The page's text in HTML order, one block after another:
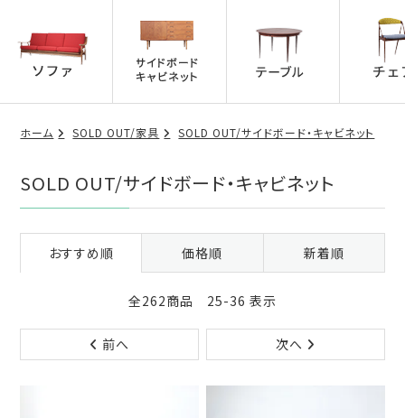
ホーム SOLD OUT/家具 SOLD OUT/サイドボード・キャビネット
SOLD OUT/サイドボード・キャビネット
おすすめ順 価格順 新着順
全262商品 25-36 表示
前へ 次へ